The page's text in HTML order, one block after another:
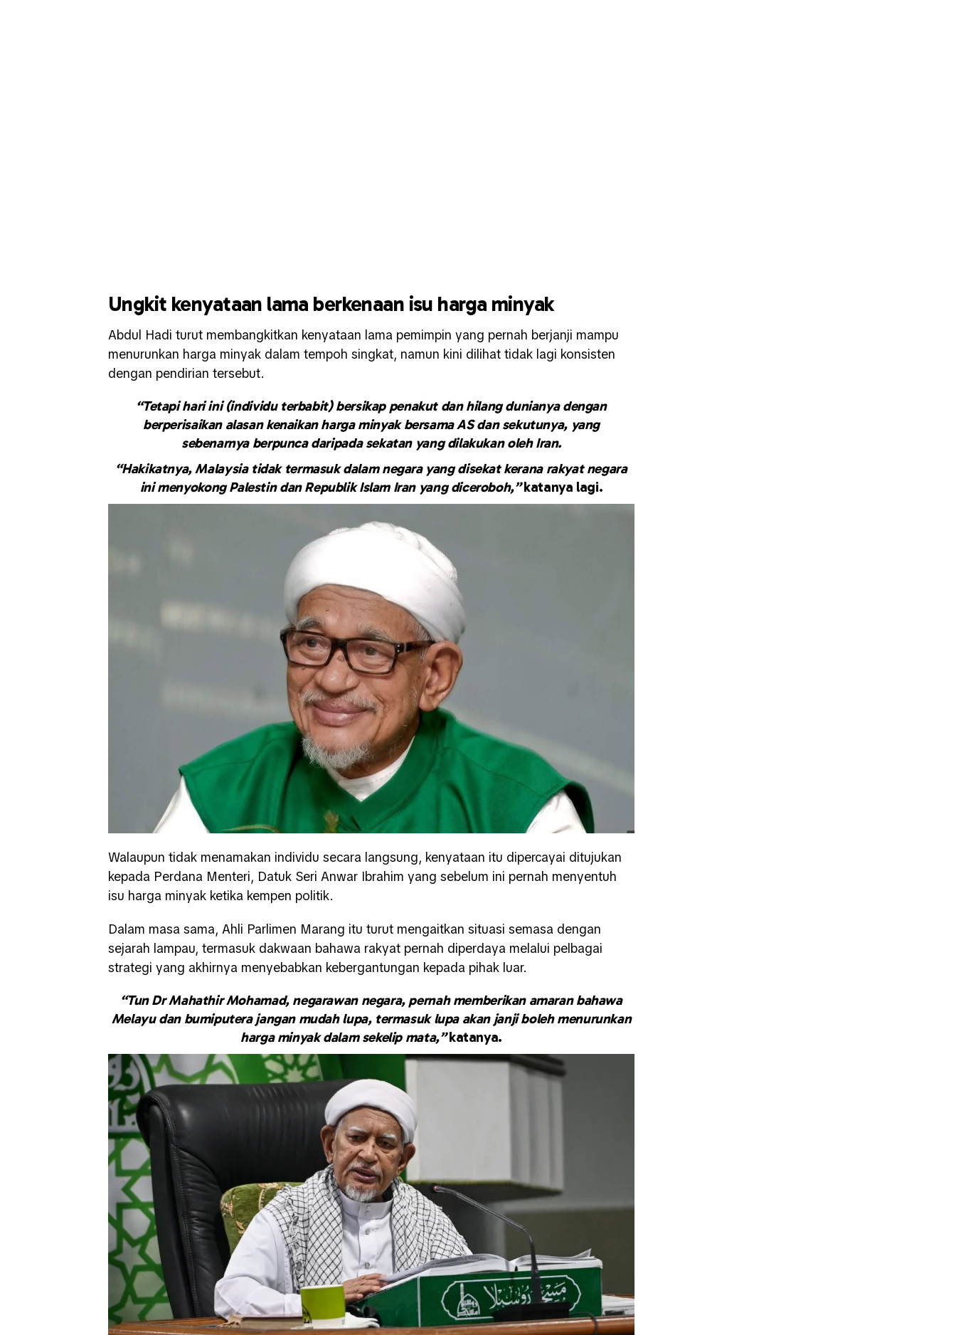
Ungkit kenyataan lama berkenaan isu harga minyak
Abdul Hadi turut membangkitkan kenyataan lama pemimpin yang pernah berjanji mampu
menurunkan harga minyak dalam tempoh singkat, namun kini dilihat tidak lagi konsisten
dengan pendirian tersebut.
“Tetapi hari ini (individu terbabit) bersikap penakut dan hilang dunianya dengan
berperisaikan alasan kenaikan harga minyak bersama AS dan sekutunya, yang
sebenarnya berpunca daripada sekatan yang dilakukan oleh Iran.
“Hakikatnya, Malaysia tidak termasuk dalam negara yang disekat kerana rakyat negara
ini menyokong Palestin dan Republik Islam Iran yang diceroboh,”katanya lagi.
Walaupun tidak menamakan individu secara langsung, kenyataan itu dipercayai ditujukan
kepada Perdana Menteri, Datuk Seri Anwar Ibrahim yang sebelum ini pernah menyentuh
isu harga minyak ketika kempen politik.
Dalam masa sama, Ahli Parlimen Marang itu turut mengaitkan situasi semasa dengan
sejarah lampau, termasuk dakwaan bahawa rakyat pernah diperdaya melalui pelbagai
strategi yang akhirnya menyebabkan kebergantungan kepada pihak luar.
“Tun Dr Mahathir Mohamad, negarawan negara, pernah memberikan amaran bahawa
Melayu dan bumiputera jangan mudah lupa, termasuk lupa akan janji boleh menurunkan
harga minyak dalam sekelip mata,”katanya.